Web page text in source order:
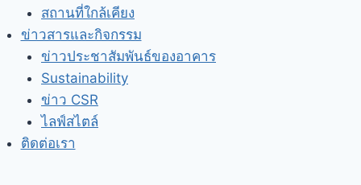
สถานที่ใกล้เคียง
ข่าวสารและกิจกรรม
ข่าวประชาสัมพันธ์ของอาคาร
Sustainability
ข่าว CSR
ไลฟ์สไตล์
ติดต่อเรา